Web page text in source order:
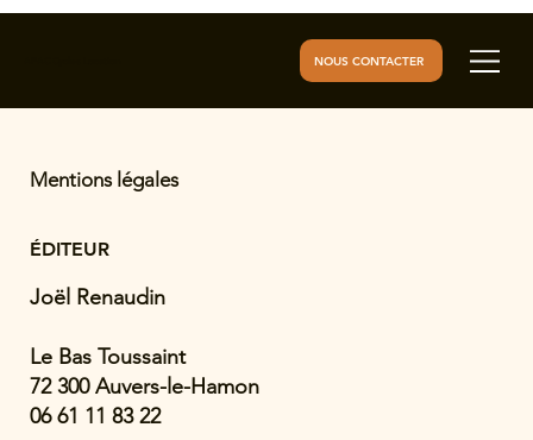
NOUS CONTACTER
Mentions légales
ÉDITEUR
Joël Renaudin
Le Bas Toussaint
72 300 Auvers-le-Hamon
06 61 11 83 22